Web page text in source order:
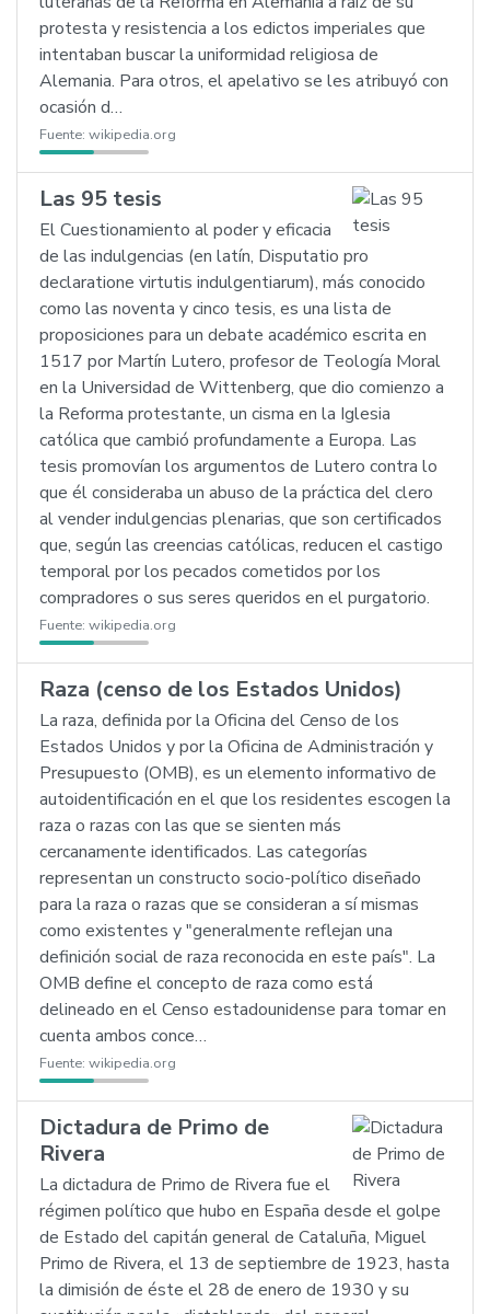
protesta y resistencia a los edictos imperiales que
intentaban buscar la uniformidad religiosa de
Alemania. Para otros, el apelativo se les atribuyó con
ocasión d…
Fuente: wikipedia.org
Las 95 tesis
El Cuestionamiento al poder y eficacia
de las indulgencias (en latín, Disputatio pro
declaratione virtutis indulgentiarum), más conocido
como las noventa y cinco tesis, es una lista de
proposiciones para un debate académico escrita en
1517 por Martín Lutero, profesor de Teología Moral
en la Universidad de Wittenberg, que dio comienzo a
la Reforma protestante, un cisma en la Iglesia
católica que cambió profundamente a Europa. Las
tesis promovían los argumentos de Lutero contra lo
que él consideraba un abuso de la práctica del clero
al vender indulgencias plenarias, que son certificados
que, según las creencias católicas, reducen el castigo
temporal por los pecados cometidos por los
compradores o sus seres queridos en el purgatorio.
Fuente: wikipedia.org
Raza (censo de los Estados Unidos)
La raza, definida por la Oficina del Censo de los
Estados Unidos y por la Oficina de Administración y
Presupuesto (OMB), es un elemento informativo de
autoidentificación en el que los residentes escogen la
raza o razas con las que se sienten más
cercanamente identificados. Las categorías
representan un constructo socio-político diseñado
para la raza o razas que se consideran a sí mismas
como existentes y "generalmente reflejan una
definición social de raza reconocida en este país". La
OMB define el concepto de raza como está
delineado en el Censo estadounidense para tomar en
cuenta ambos conce…
Fuente: wikipedia.org
Dictadura de Primo de
Rivera
La dictadura de Primo de Rivera fue el
régimen político que hubo en España desde el golpe
de Estado del capitán general de Cataluña, Miguel
Primo de Rivera, el 13 de septiembre de 1923, hasta
la dimisión de éste el 28 de enero de 1930 y su